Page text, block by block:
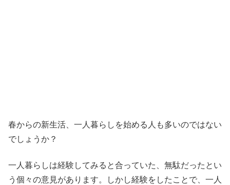
春からの新生活、一人暮らしを始める人も多いのではない
でしょうか？
一人暮らしは経験してみると合っていた、無駄だったとい
う個々の意見があります。しかし経験をしたことで、一人